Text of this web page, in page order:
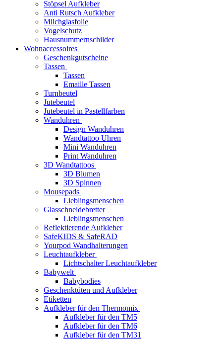
Stöpsel Aufkleber
Anti Rutsch Aufkleber
Milchglasfolie
Vogelschutz
Hausnummernschilder
Wohnaccessoires
Geschenkgutscheine
Tassen
Tassen
Emaille Tassen
Turnbeutel
Jutebeutel
Jutebeutel in Pastellfarben
Wanduhren
Design Wanduhren
Wandtattoo Uhren
Mini Wanduhren
Print Wanduhren
3D Wandtattoos
3D Blumen
3D Spinnen
Mousepads
Lieblingsmenschen
Glasschneidebretter
Lieblingsmenschen
Reflektierende Aufkleber
SafeKIDS & SafeRAD
Yourpod Wandhalterungen
Leuchtaufkleber
Lichtschalter Leuchtaufkleber
Babywelt
Babybodies
Geschenktüten und Aufkleber
Etiketten
Aufkleber für den Thermomix
Aufkleber für den TM5
Aufkleber für den TM6
Aufkleber für den TM31